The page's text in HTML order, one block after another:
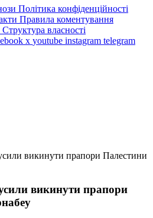
Політика конфіденційності
Правила коментування
Структура власності
x youtube instagram telegram
викинути прапори Палестини
викинути прапори